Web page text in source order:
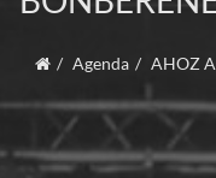
Agenda AHOZ